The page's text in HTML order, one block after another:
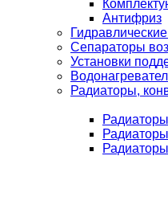
Антифриз
Сепараторы
Установки
Радиаторы,